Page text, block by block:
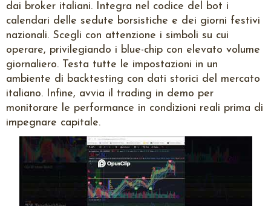
dai broker italiani. Integra nel codice del bot i
calendari delle sedute borsistiche e dei giorni festivi
nazionali. Scegli con attenzione i simboli su cui
operare, privilegiando i blue-chip con elevato volume
giornaliero. Testa tutte le impostazioni in un
ambiente di backtesting con dati storici del mercato
italiano. Infine, avvia il trading in demo per
monitorare le performance in condizioni reali prima di
impegnare capitale.